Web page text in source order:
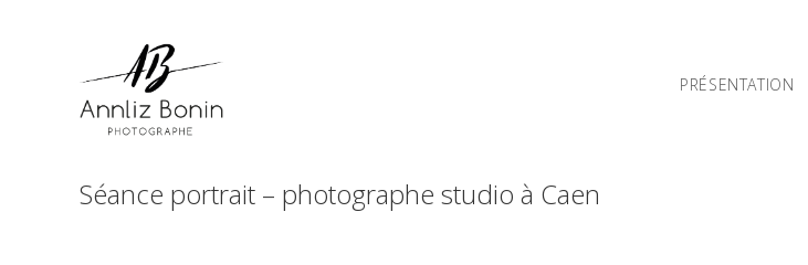
PRÉSENTATION
Séance portrait – photographe studio à Caen